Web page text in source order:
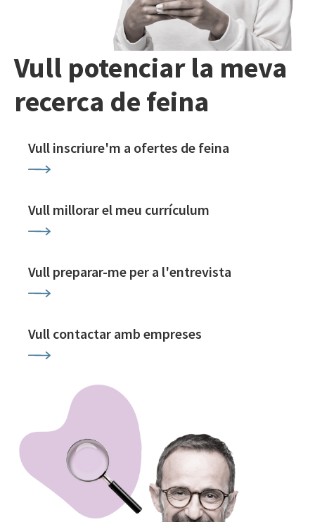
Vull potenciar la meva
recerca de feina
Vull inscriure'm a ofertes de feina
Vull millorar el meu currículum
Vull preparar-me per a l'entrevista
Vull contactar amb empreses